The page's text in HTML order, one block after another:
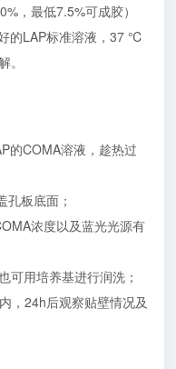
，最低7.5%可成胶）
的LAP标准溶液，37 ℃
。
的COMA溶液，趁热过
板底面；
浓度以及蓝光光源有
可用培养基进行润洗；
，24h后观察贴壁情况及